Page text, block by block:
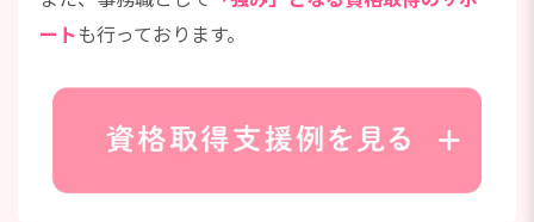
ートも行っております。